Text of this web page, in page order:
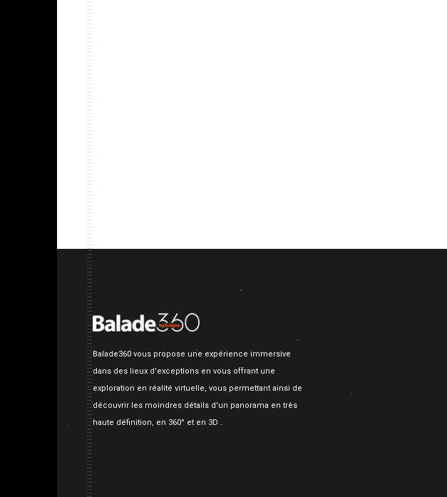
Balade360 vous propose une expérience immersive
dans des lieux d'exceptions en vous offrant une
exploration en réalité virtuelle, vous permettant ainsi de
découvrir les moindres détails d'un panorama en très
haute définition, en 360° et en 3D .